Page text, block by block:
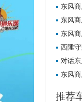
源商用
东风
宽又深
东风
物流安
东风
西陲
靠守护
对话
匠心
东风
推荐